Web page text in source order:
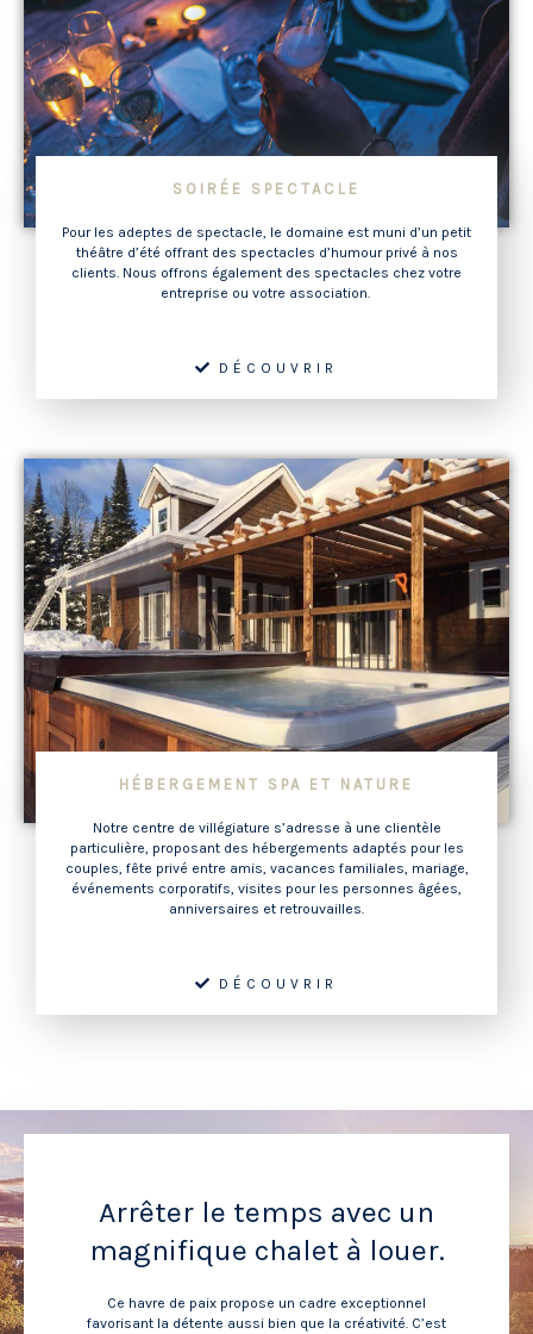
SOIRÉE SPECTACLE
Pour les adeptes de spectacle, le domaine est muni d’un petit
théâtre d’été offrant des spectacles d’humour privé à nos
clients. Nous offrons également des spectacles chez votre
entreprise ou votre association.
DÉCOUVRIR
HÉBERGEMENT SPA ET NATURE
Notre centre de villégiature s’adresse à une clientèle
particulière, proposant des hébergements adaptés pour les
couples, fête privé entre amis, vacances familiales, mariage,
événements corporatifs, visites pour les personnes âgées,
anniversaires et retrouvailles.
DÉCOUVRIR
Arrêter le temps avec un
magnifique chalet à louer.
Ce havre de paix propose un cadre exceptionnel
favorisant la détente aussi bien que la créativité. C’est